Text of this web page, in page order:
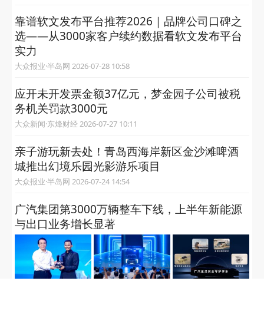
靠谱软文发布平台推荐2026｜品牌公司口碑之
选——从3000家客户续约数据看软文发布平台
实力
大众报业·半岛网 2026-07-28 10:58
应开未开发票金额37亿元，梦金园子公司被税
务机关罚款3000元
大众新闻·东烽财经 2026-07-27 10:11
亲子游玩新去处！青岛西海岸新区金沙滩啤酒
城推出幻境乐园光影游乐项目
大众报业·半岛网 2026-07-24 14:54
广汽集团第3000万辆整车下线，上半年新能源
与出口业务增长显著